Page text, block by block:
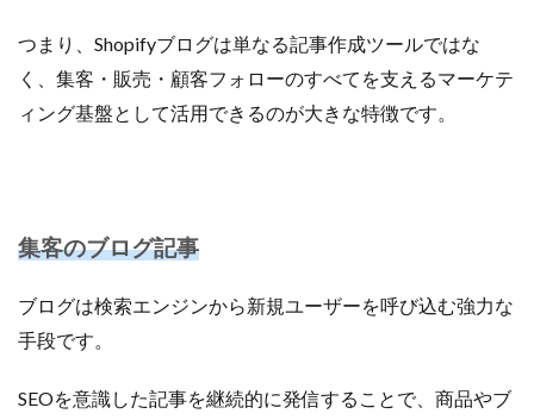
つまり、Shopifyブログは単なる記事作成ツールではな
く、集客・販売・顧客フォローのすべてを支えるマーケテ
ィング基盤として活用できるのが大きな特徴です。
集客のブログ記事
ブログは検索エンジンから新規ユーザーを呼び込む強力な
手段です。
SEOを意識した記事を継続的に発信することで、商品やブ